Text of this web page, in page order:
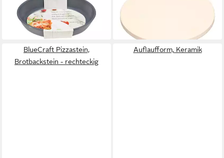
3,99 €
lieferbar - in 3-4 Werktagen bei dir
JUNIOR, Keramik
ab 39,90 €
lieferbar - in 4-5 Werktagen bei dir
BlueCraft Pizzastein,
Brotbackstein - rechteckig
Auflaufform, Keramik